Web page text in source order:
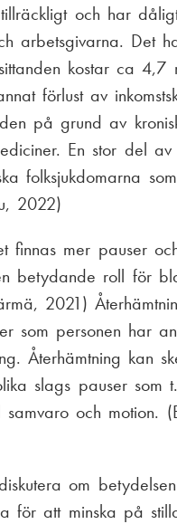
och har
arbetsgivarna. Det
kostar ca
förlust av
på grund av
En stor del av
folksjukdomarna
2022)
finnas mer pauser
betydande roll för
2021)
som personen har
Återhämtning kan
slags pauser som
och motion.
om
för att minska på